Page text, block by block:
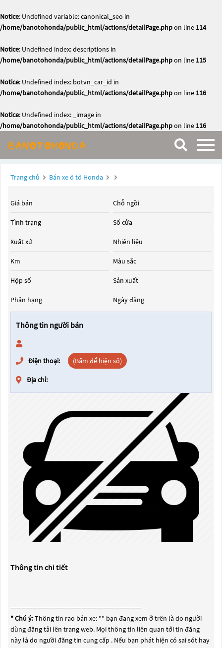
Notice: Undefined variable: canonical_seo in
/home/banotohonda/public_html/actions/detailPage.phpon line 114
Notice: Undefined index: descriptions in
/home/banotohonda/public_html/actions/detailPage.phpon line 115
Notice: Undefined index: botvn_car_id in
/home/banotohonda/public_html/actions/detailPage.phpon line 116
Notice: Undefined index: _image in
/home/banotohonda/public_html/actions/detailPage.phpon line 116
Trang chủ Bán xe ô tô Honda
Giá bán
Tình trạng
Xuất xứ
Km
Hộp số
Phân hạng
Chỗ ngồi
Số cửa
Nhiên liệu
Màu sắc
Sản xuất
Ngày đăng
Thông tin người bán
Điện thoại: (Bấm để hiện số)
Địa chỉ:
Thông tin chi tiết
————————————————————————
* Chú ý:Thông tin rao bán xe: "" bạn đang xem ở trên là do người
dùng đăng tải lên trang web. Mọi thông tin liên quan tới tin đăng
này là do người đăng tin cung cấp . Nếu bạn phát hiện có sai sót hay